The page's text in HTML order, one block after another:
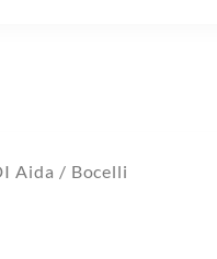
Aida / Bocelli